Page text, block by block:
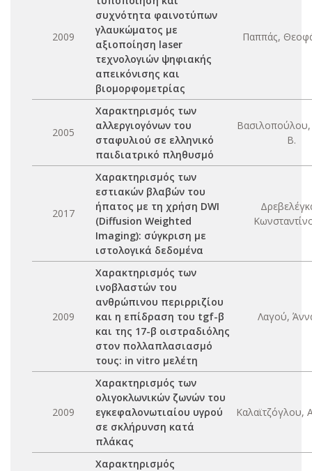
2009
συχνότητα φαινοτύπων
γλαυκώματος με
αξιοποίηση laser
τεχνολογιών ψηφιακής
απεικόνισης και
βιομορφομετρίας
Παππάς,
2005
Χαρακτηρισμός των
αλλεργιογόνων του
σταφυλιού σε ελληνικό
παιδιατρικό πληθυσμό
Βασιλοπούλου,
Β.
2017
Χαρακτηρισμός των
εστιακών βλαβών του
ήπατος με τη χρήση DWI
(Diffusion Weighted
Imaging): σύγκριση με
ιστολογικά δεδομένα
2009
Χαρακτηρισμός των
ινοβλαστών του
ανθρώπινου περιρριζίου
και η επίδραση του tgf-β
και της 17-β οιστραδιόλης
στον πολλαπλασιασμό
τους: in vitro μελέτη
Λαγού,
2009
Χαρακτηρισμός των
ολιγοκλωνικών ζωνών του
εγκεφαλονωτιαίου υγρού
σε σκλήρυνση κατά
πλάκας
Καλαϊτζόγλου,
Χαρακτηρισμός